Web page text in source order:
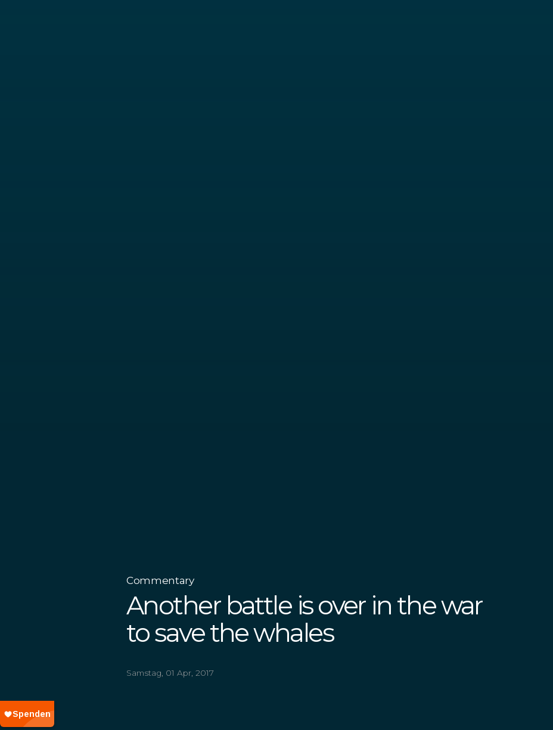
Commentary
Another battle is over in the war
to save the whales
Samstag, 01 Apr, 2017